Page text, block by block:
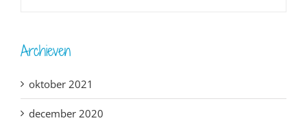
Archieven
oktober 2021
december 2020